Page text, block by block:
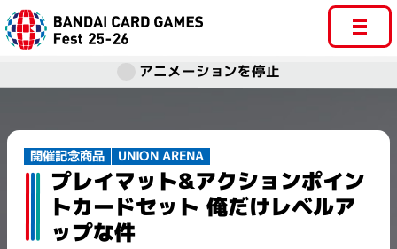
アニメーションを停止
開催記念商品​ UNION ARENA
プレイマット&アクションポイン
トカードセット 俺だけレベルア
ップな件